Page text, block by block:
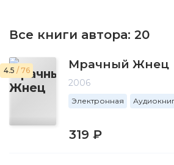
Все книги автора: 20
4.5 / 76 Мрачный Жнец
2006
Электронная
319 ₽